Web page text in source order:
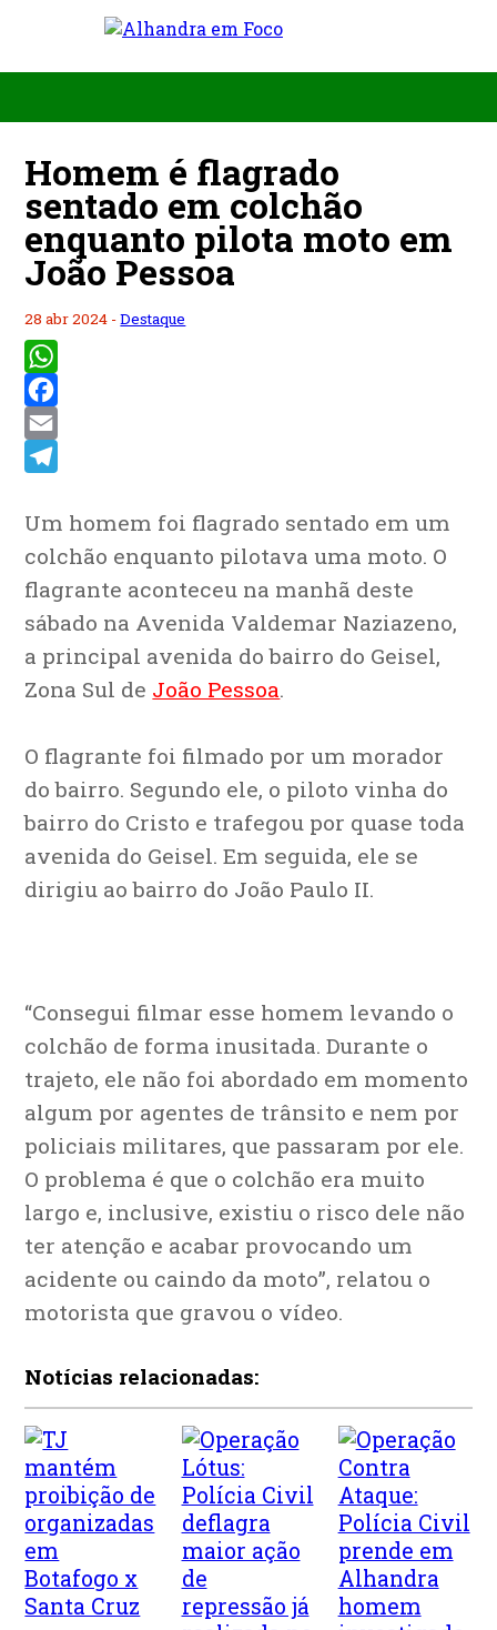
Homem é flagrado
sentado em colchão
enquanto pilota moto em
João Pessoa
28 abr 2024 -Destaque
WhatsApp
Facebook
Email
Um homem foi flagrado sentado em um
colchão enquanto pilotava uma moto. O
flagrante aconteceu na manhã deste
sábado na Avenida Valdemar Naziazeno,
a principal avenida do bairro do Geisel,
Zona Sul de João Pessoa.
O flagrante foi filmado por um morador
do bairro. Segundo ele, o piloto vinha do
bairro do Cristo e trafegou por quase toda
avenida do Geisel. Em seguida, ele se
dirigiu ao bairro do João Paulo II.
“Consegui filmar esse homem levando o
colchão de forma inusitada. Durante o
trajeto, ele não foi abordado em momento
algum por agentes de trânsito e nem por
policiais militares, que passaram por ele.
O problema é que o colchão era muito
largo e, inclusive, existiu o risco dele não
ter atenção e acabar provocando um
acidente ou caindo da moto”, relatou o
motorista que gravou o vídeo.
Notícias relacionadas: